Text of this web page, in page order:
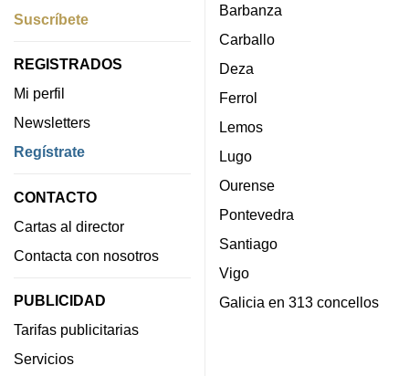
Suscríbete
REGISTRADOS
Mi perfil
Newsletters
Regístrate
CONTACTO
Cartas al director
Contacta con nosotros
PUBLICIDAD
Tarifas publicitarias
Servicios
Barbanza
Carballo
Deza
Ferrol
Lemos
Lugo
Ourense
Pontevedra
Santiago
Vigo
Galicia en 313 concellos